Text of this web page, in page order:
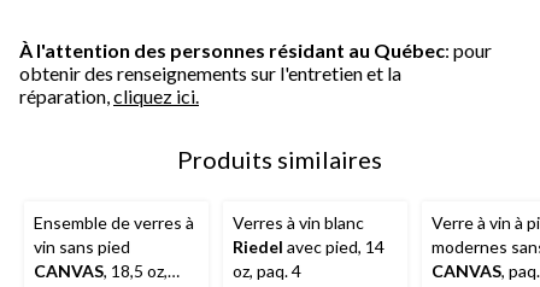
À l'attention des personnes résidant au Québec: pour
obtenir des renseignements sur l'entretien et la
réparation, cliquez ici.
Produits similaires
Ensemble de verres à
vin sans pied
CANVAS, 18,5 oz,
Verres à vin blanc
Riedel avec pied, 14
oz, paq. 4
Verre à vin à
modernes
CANVAS,